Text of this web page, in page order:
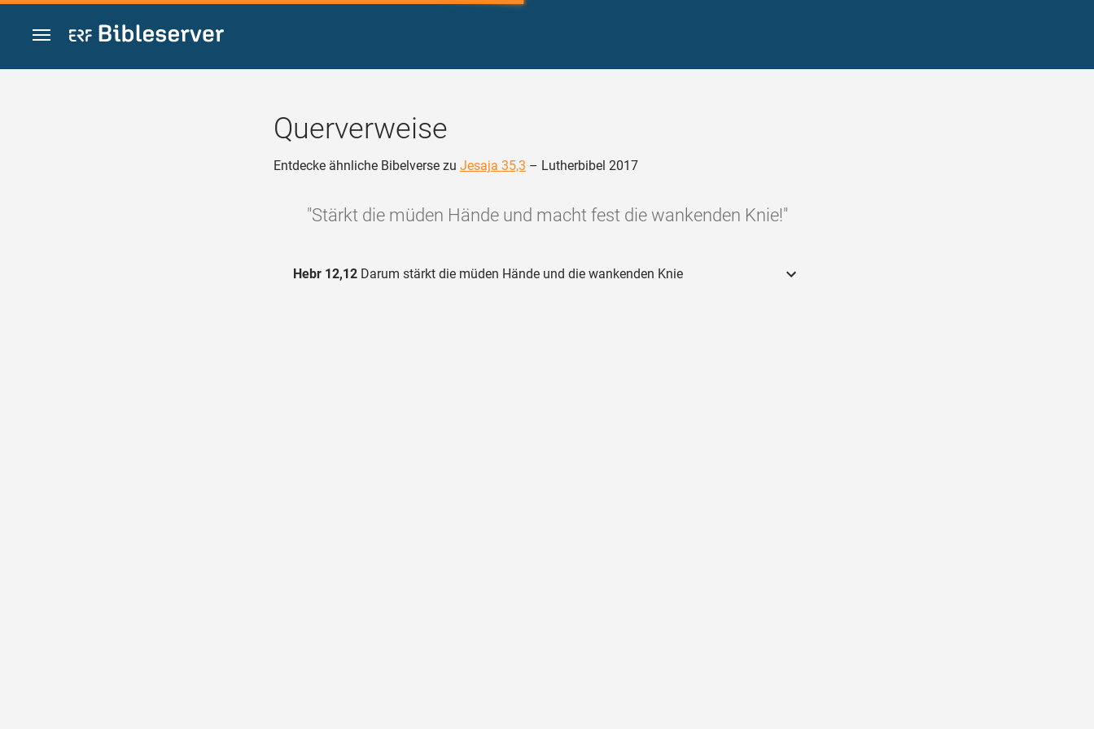
Zum Inhalt springen
Querverweise
Entdecke ähnliche Bibelverse zu Jesaja 35,3 – Lutherbibel 2017
"Stärkt die müden Hände und macht fest die wankenden Knie!"
Hebr 12,12 Darum stärkt die müden Hände und die wankenden Knie